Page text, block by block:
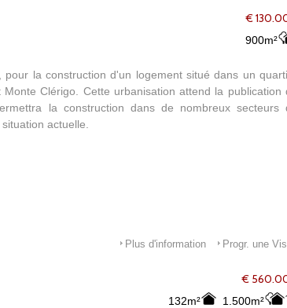
€
900m²
pour la construction d'un logement situé dans un
Clérigo. Cette urbanisation attend la publication
la construction dans de nombreux secteurs
actuelle.
Progr. une
Plus d'information
€
132m² 1.500m²